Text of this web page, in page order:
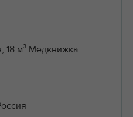
18 м³ Медкнижка